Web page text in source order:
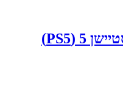
מכירה מוקדמת של הפלייסטיישן 5 (PS5)